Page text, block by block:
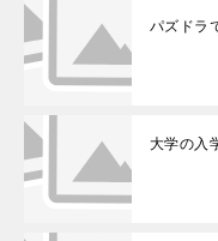
パズドラ
大学の入